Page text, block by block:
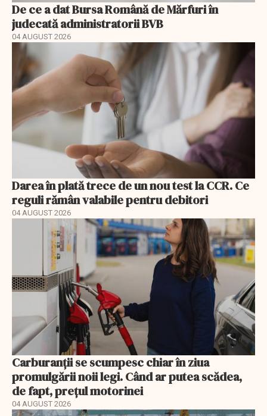
De ce a dat Bursa Română de Mărfuri în
judecată administratorii BVB
04 AUGUST 2026
Darea în plată trece de un nou test la CCR. Ce
reguli rămân valabile pentru debitori
04 AUGUST 2026
Carburanții se scumpesc chiar în ziua
promulgării noii legi. Când ar putea scădea,
de fapt, prețul motorinei
04 AUGUST 2026